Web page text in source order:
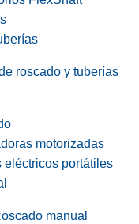
roscado y tuberías
motorizadas
eléctricos portátiles
manual